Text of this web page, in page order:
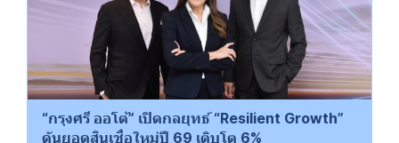
“กรุงศรี ออโต้” เปิดกลยุทธ์ “Resilient Growth”
ดันยอดสินเชื่อใหม่ปี 69 เติบโต 6%